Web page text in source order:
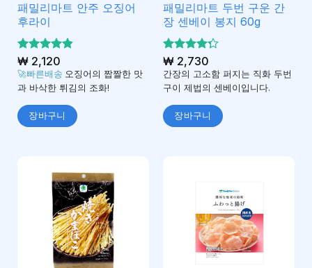
패밀리마트 안주 오징어
후라이
5 중에서
4.82로 평
가됨
₩2,120
🚀빠른배송 오징어의 짭짤한 맛
과 바삭한 튀김의 조화!
장바구니
패밀리마트 두번 구운 간
장 센베이 봉지 60g
5 중에서
4.25로
평가됨
₩2,730
간장의 고소함 퍼지는 직화 두번
구이 제법의 센베이입니다.
장바구니